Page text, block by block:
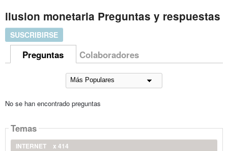
ilusion monetaria Preguntas y respuestas
SUSCRIBIRSE
Preguntas Colaboradores
No se han encontrado preguntas
Temas
INTERNET
x 414